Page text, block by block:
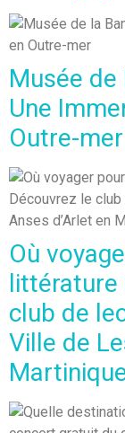
Musée de
Une
Outre-mer
Où
littérature
club de
Ville de